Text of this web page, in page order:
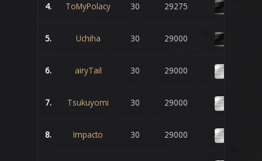
4. ToMyPolacy 30 29275
5. Uchiha 30 29000
6. airyTail 30 29000
7. Tsukuyomi 30 29000
8. Impacto 30 29000